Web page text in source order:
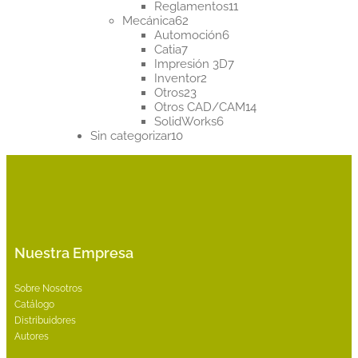
productos
Reglamentos1111
Mecánica6262
productos
Automoción66
Catia77
productos
Impresión 3D77
Inventor22
Otros2323
productos
Otros CAD/CAM1414
SolidWorks66
Sin categorizar1010
Nuestra Empresa
Sobre Nosotros
Catálogo
Distribuidores
Autores